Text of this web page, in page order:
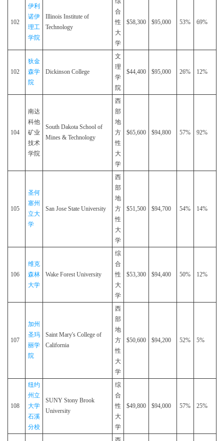
102
伊利
诺伊
理工
学院
Illinois Institute of
Technology
合
性
大
学
$58,300 $95,000 53% 69%
102
狄金
森学
院
Dickinson College
文
理
学
院
$44,400 $95,000 26% 12%
104
南达
科他
矿业
技术
学院
South Dakota School of
Mines & Technology
西
部
地
方
性
大
学
$65,600 $94,800 57% 92%
105
圣何
塞州
立大
学
San Jose State University
西
部
地
方
性
大
学
$51,500 $94,700 54% 14%
106
维克
森林
大学
Wake Forest University
综
合
性
大
学
$53,300 $94,400 50% 12%
107
加州
圣玛
丽学
院
Saint Mary's College of
California
西
部
地
方
性
大
学
$50,600 $94,200 52% 5%
108
纽约
州立
大学
石溪
分校
SUNY Stony Brook
University
综
合
性
大
学
$49,800 $94,000 57% 25%